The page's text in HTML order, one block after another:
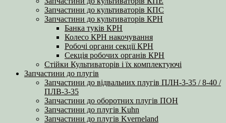
Запчастини до культиваторів КПС
Запчастини до культиваторів КРН
Банка туків КРН
Колесо КРН накочування
Робочі органи секції КРН
Секція робочих органів КРН
Стійки Культиваторів і їх комплектуючі
Запчастини до плугів
Запчастини до відвальних плугів ПЛН-3-35 / 8-40 /
ПЛВ-3-35
Запчастини до оборотних плугів ПОН
Запчастини до плугів Kuhn
Запчастини до плугів Kverneland